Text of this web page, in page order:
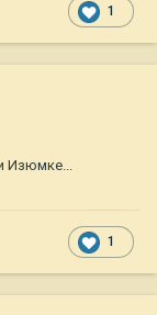
1
Изюмке...
1